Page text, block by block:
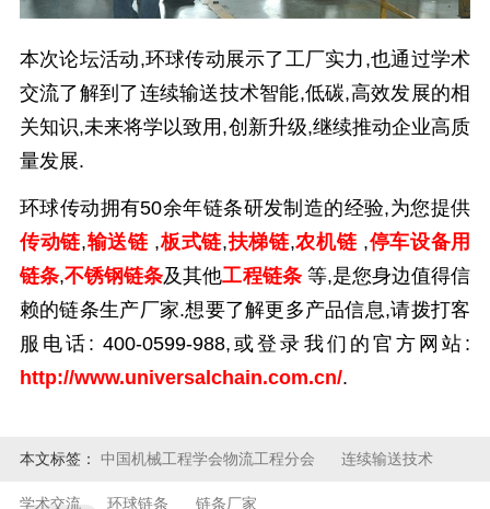
本次论坛活动,环球传动展示了工厂实力,也通过学术
交流了解到了连续输送技术智能,低碳,高效发展的相
关知识,未来将学以致用,创新升级,继续推动企业高质
量发展.
环球传动拥有50余年链条研发制造的经验,为您提供
传动链,输送链 ,板式链,扶梯链,农机链 ,停车设备用
链条,不锈钢链条及其他工程链条 等,是您身边值得信
赖的链条生产厂家.想要了解更多产品信息,请拨打客
服电话: 400-0599-988, 或登录我们的官方网站:
http://www.universalchain.com.cn/.
本文标签： 中国机械工程学会物流工程分会 连续输送技术
学术交流 环球链条 链条厂家